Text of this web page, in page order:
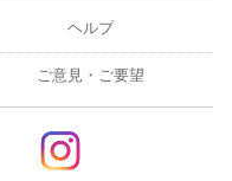
ヘルプ
ご意見・ご要望